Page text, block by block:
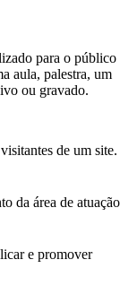
para o público
aula, palestra, um
ou gravado.
de um site.
da área de atuação
e promover